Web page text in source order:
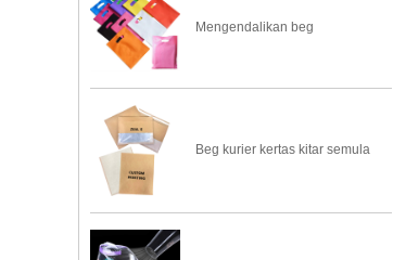
Mengendalikan beg
Beg kurier kertas kitar semula